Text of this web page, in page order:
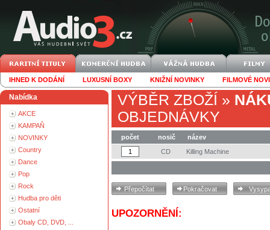
IHNED K DODÁNÍ LUXUSNÍ BOXY KNIŽNÍ NOVINKY FILMOVÉ
Nabídka
AKCE
KAMPAŇ
NOVINKY
Country
Dance
Pop
Rock
Hudba pro děti
Ostatní
Obaly CD, DVD, ...
VÝBĚR ZBOŽÍ »
OBJEDNÁVKY
počet nosič
název
CD
Killing Machine
UPOZORNĚNÍ: